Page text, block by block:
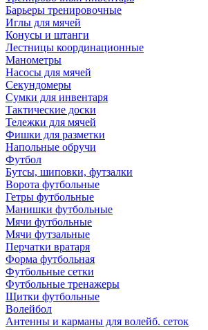
Барьеры тренировочные
Иглы для мячей
Конусы и штанги
Лестницы координационные
Манометры
Насосы для мячей
Секундомеры
Сумки для инвентаря
Тактические доски
Тележки для мячей
Фишки для разметки
Напольные обручи
Футбол
Бутсы, шиповки, футзалки
Ворота футбольные
Гетры футбольные
Манишки футбольные
Мячи футбольные
Мячи футзальные
Перчатки вратаря
Форма футбольная
Футбольные сетки
Футбольные тренажеры
Щитки футбольные
Волейбол
Антенны и карманы для волейб. сеток